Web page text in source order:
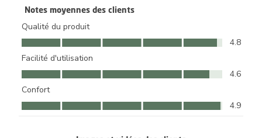
Notes moyennes des clients
Qualité du produit
Qualité du produit, 4.8 sur 5
4.8
Facilité d'utilisation
Facilité d'utilisation, 4.6 sur 5
4.6
Confort
Confort, 4.9 sur 5
4.9